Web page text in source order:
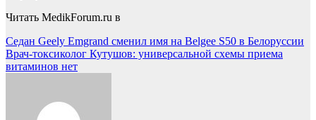
Читать MedikForum.ru в
Навигация
по
Седан Geely Emgrand сменил имя на Belgee S50 в Белоруссии
Врач-токсиколог Кутушов: универсальной схемы приема
витаминов нет